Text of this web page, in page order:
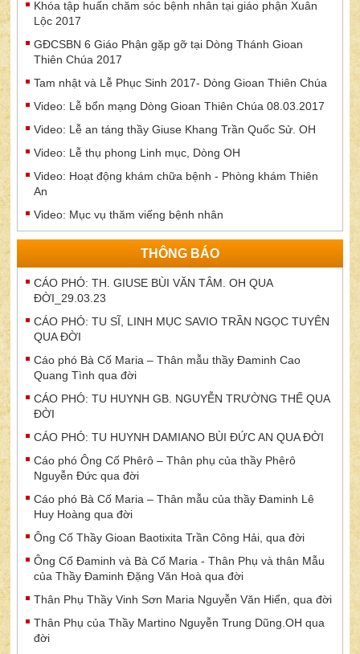
Khóa tập huấn chăm sóc bệnh nhân tại giáo phận Xuân
Lộc 2017
GĐCSBN 6 Giáo Phận gặp gỡ tại Dòng Thánh Gioan
Thiên Chúa 2017
Tam nhật và Lễ Phục Sinh 2017- Dòng Gioan Thiên Chúa
Video: Lễ bổn mạng Dòng Gioan Thiên Chúa 08.03.2017
Video: Lễ an táng thầy Giuse Khang Trần Quốc Sử. OH
Video: Lễ thụ phong Linh mục, Dòng OH
Video: Hoạt động khám chữa bệnh - Phòng khám Thiên
An
Video: Mục vụ thăm viếng bệnh nhân
THÔNG BÁO
CÁO PHÓ: TH. GIUSE BÙI VĂN TÂM. OH QUA
ĐỜI_29.03.23
CÁO PHÓ: TU SĨ, LINH MỤC SAVIO TRẦN NGỌC TUYÊN
QUA ĐỜI
Cáo phó Bà Cố Maria – Thân mẫu thầy Đaminh Cao
Quang Tình qua đời
CÁO PHÓ: TU HUYNH GB. NGUYỄN TRƯỜNG THẾ QUA
ĐỜI
CÁO PHÓ: TU HUYNH DAMIANO BÙI ĐỨC AN QUA ĐỜI
Cáo phó Ông Cố Phêrô – Thân phụ của thầy Phêrô
Nguyễn Đức qua đời
Cáo phó Bà Cố Maria – Thân mẫu của thầy Đaminh Lê
Huy Hoàng qua đời
Ông Cố Thầy Gioan Baotixita Trần Công Hải, qua đời
Ông Cố Đaminh và Bà Cố Maria - Thân Phụ và thân Mẫu
của Thầy Đaminh Đặng Văn Hoà qua đời
Thân Phụ Thầy Vinh Sơn Maria Nguyễn Văn Hiển, qua đời
Thân Phụ của Thầy Martino Nguyễn Trung Dũng.OH qua
đời